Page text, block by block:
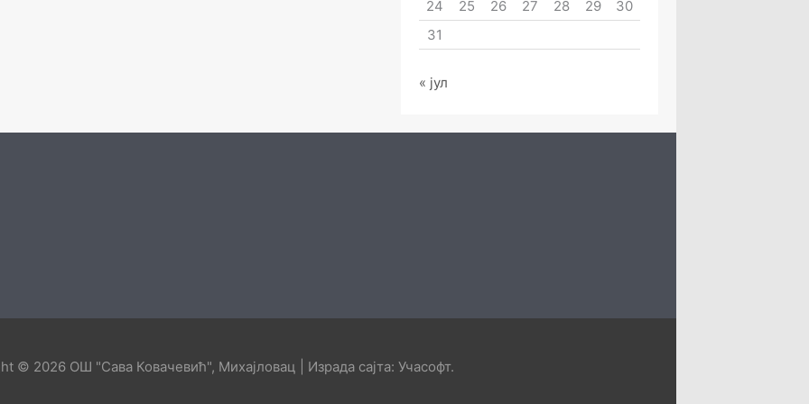
24
25 26 27 28 29
30
31
« јул
© 2026 ОШ "Сава Ковачевић", Михајловац | Израда сајта: Учасофт.